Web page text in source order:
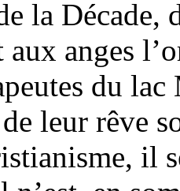
la Décade,
aux anges
du
leur rêve
il